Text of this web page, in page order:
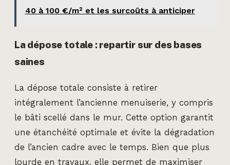
40 à 100 €/m² et les surcoûts à anticiper
La dépose totale : repartir sur des bases
saines
La dépose totale consiste à retirer
intégralement l’ancienne menuiserie, y compris
le bâti scellé dans le mur. Cette option garantit
une étanchéité optimale et évite la dégradation
de l’ancien cadre avec le temps. Bien que plus
lourde en travaux, elle permet de maximiser